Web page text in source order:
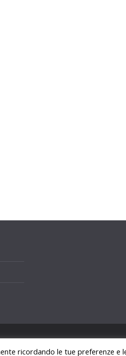
ricordando le tue preferenze e